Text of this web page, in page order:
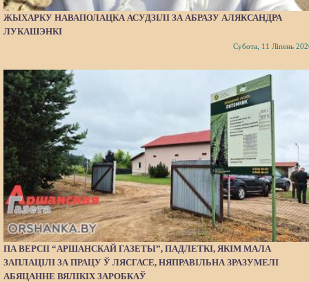
ЖЫХАРКУ НАВАПОЛАЦКА АСУДЗІЛІ ЗА АБРАЗУ АЛЯКСАНДРА
ЛУКАШЭНКІ
Субота, 11 Ліпень
ПА ВЕРСІІ “АРШАНСКАЙ ГАЗЕТЫ”, ПАДЛЕТКІ, ЯКІМ МАЛА
ЗАПЛАЦІЛІ ЗА ПРАЦУ Ў ЛЯСГАСЕ, НЯПРАВІЛЬНА ЗРАЗУМЕЛІ
АБЯЦАННЕ ВЯЛІКІХ ЗАРОБКАЎ